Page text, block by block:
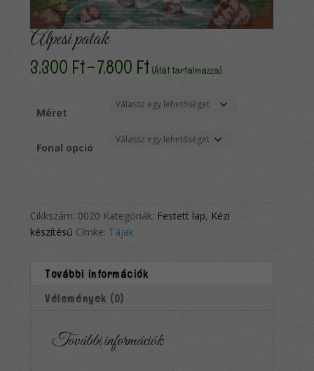
Alpesi patak
3,300 Ft–7,800 FtÁrtartomány:
3,300 Ft
-
7,800 Ft
(Áfát tartalmazza)
Méret
Fonal opció
Cikkszám: 0020 Kategóriák: Festett lap, Kézi
készítésű Címke: Tájak
További információk
Vélemények (0)
További információk